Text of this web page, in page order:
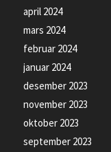
april 2024
mars 2024
februar 2024
januar 2024
desember 2023
november 2023
oktober 2023
september 2023